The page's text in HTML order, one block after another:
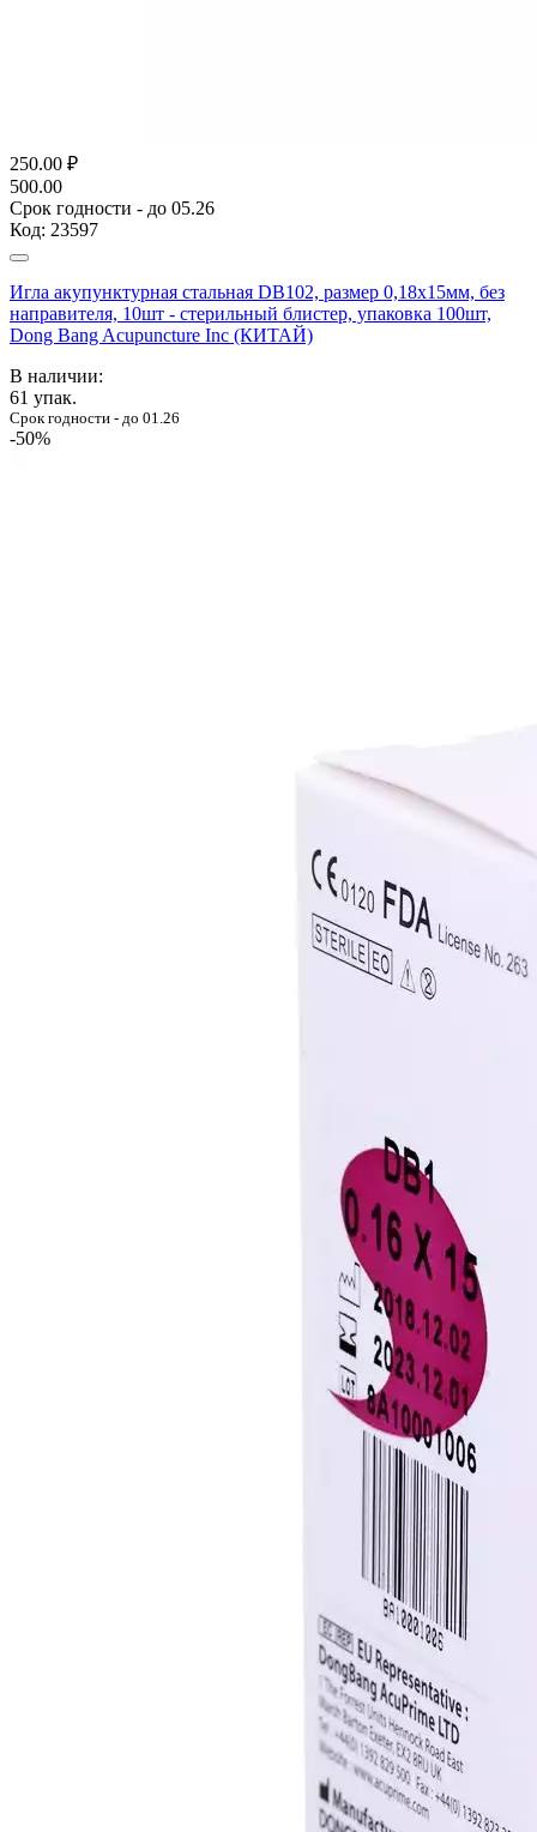
250.00 ₽
500.00
Срок годности - до 05.26
Код: 23597
Игла акупунктурная стальная DB102, размер 0,18х15мм, без
направителя, 10шт - стерильный блистер, упаковка 100шт,
Dong Bang Acupuncture Inc (КИТАЙ)
В наличии:
61 упак.
Срок годности - до 01.26
-50%